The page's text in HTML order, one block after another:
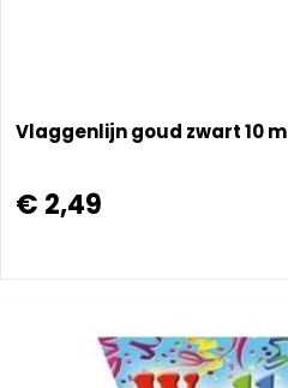
Vlaggenlijn goud zwart 10 m
€ 2,49